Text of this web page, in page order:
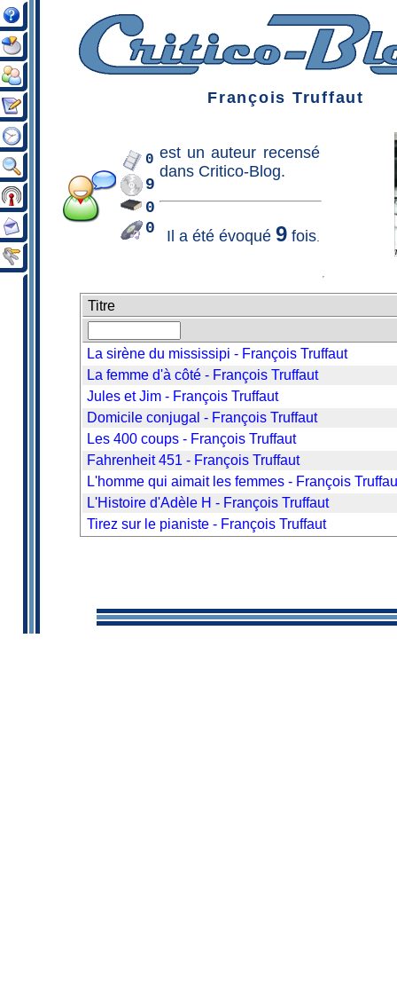
François Truffaut
0
9
0
0
est unauteur recensé
dans Critico-Blog.
Il a été évoqué 9fois.
Titre
La sirène du mississipi - François Truffaut
La femme d'à côté - François Truffaut
Jules et Jim - François Truffaut
Domicile conjugal - François Truffaut
Les 400 coups - François Truffaut
Fahrenheit 451 - François Truffaut
L'homme qui aimait les femmes - François
L'Histoire d'Adèle H - François Truffaut
Tirez sur le pianiste - François Truffaut